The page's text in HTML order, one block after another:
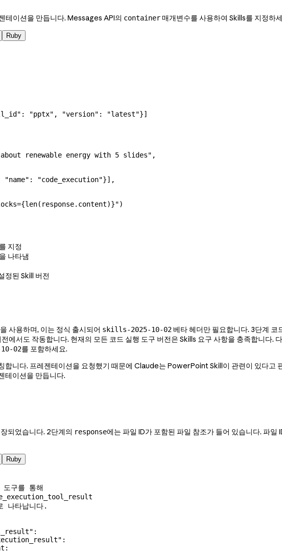
테이션을 만듭니다. Messages API의 container매개변수를 사용하여 Skills를 지정하
Ruby
: "pptx" , "version" : "latest"}]
renewable energy with 5 slides" ,
"name" : "code_execution"}],
{len(response.content)}")
지정
나타냄
정된 Skill 버전
사용하며, 이는 정식 출시되어 skills-2025-10-02베타 헤더만 필요합니다. 3단계 코
전에서도 작동합니다. 현재의 모든 코드 실행 도구 버전은 Skills 요구 사항을 충족합니다.
02를 포함하세요.
니다. 프레젠테이션을 요청했기 때문에 Claude는 PowerPoint Skill이 관련이 있다고
테이션을 만듭니다.
되었습니다. 2단계의 response에는 파일 ID가 포함된 파일 참조가 들어 있습니다. 파
Ruby
구를 통해
나타납니다.
:
: